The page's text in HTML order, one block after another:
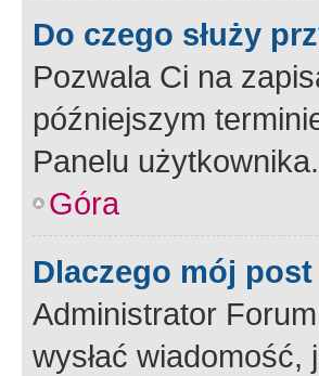
Do czego służy
Pozwala Ci na
późniejszym
Panelu użytkownika.
Góra
Dlaczego mój
Administrator
wysłać